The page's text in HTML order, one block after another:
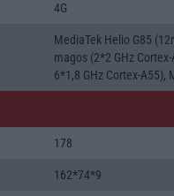
4G
MediaTek Helio G85
magos (2*2 GHz Cortex-
6*1,8 GHz Cortex-A55),
178
162*74*9